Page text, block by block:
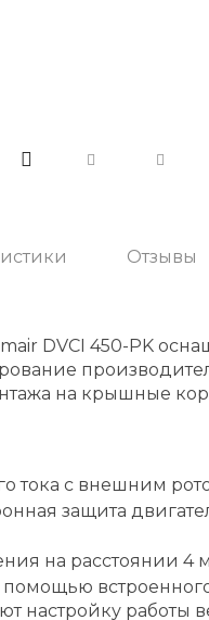
Отзывы
DVCI 450-PK
на крышные
тока с внешним
защита
на расстоянии
настройку работы